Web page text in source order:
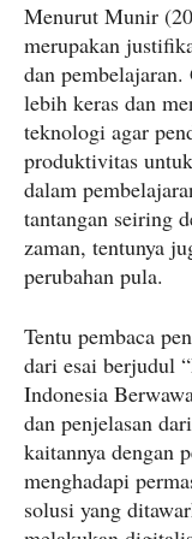
Menurut Munir
merupakan
dan
lebih keras dan
teknologi agar
produktivitas
dalam
tantangan seiring
zaman, tentunya
perubahan pula.
Tentu pembaca
dari esai berjudul
Indonesia
dan penjelasan
kaitannya dengan
menghadapi
solusi yang